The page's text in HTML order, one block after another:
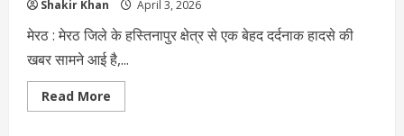
Shakir Khan April 3, 2026
मेरठ : मेरठ जिले के हस्तिनापुर क्षेत्र से एक बेहद दर्दनाक हादसे की
खबर सामने आई है,...
Read More
more